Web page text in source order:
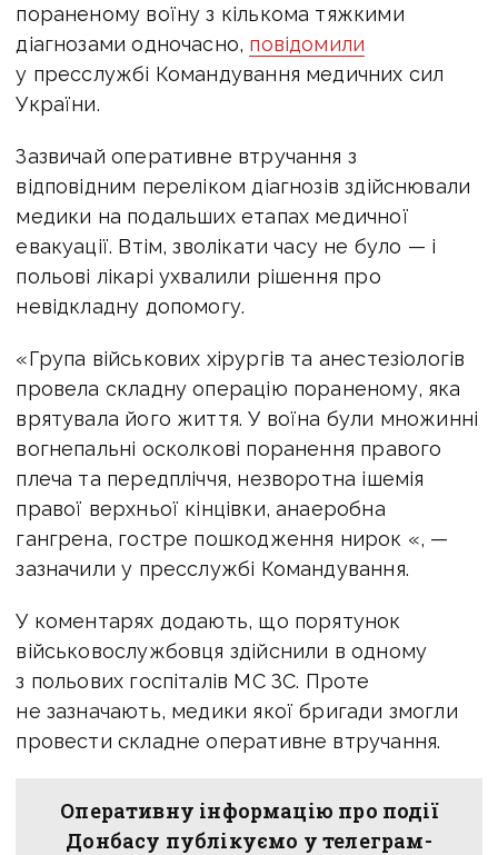
пораненому воїну з кількома тяжкими
діагнозами одночасно, повідомили
у пресслужбі Командування медичних сил
України.
Зазвичай оперативне втручання з
відповідним переліком діагнозів здійснювали
медики на подальших етапах медичної
евакуації. Втім, зволікати часу не було — і
польові лікарі ухвалили рішення про
невідкладну допомогу.
«Група військових хірургів та анестезіологів
провела складну операцію пораненому, яка
врятувала його життя. У воїна були множинні
вогнепальні осколкові поранення правого
плеча та передпліччя, незворотна ішемія
правої верхньої кінцівки, анаеробна
гангрена, гостре пошкодження нирок «, —
зазначили у пресслужбі Командування.
У коментарях додають, що порятунок
військовослужбовця здійснили в одному
з польових госпіталів МС ЗС. Проте
не зазначають, медики якої бригади змогли
провести складне оперативне втручання.
Оперативну інформацію про події
Донбасу публікуємо у телеграм-